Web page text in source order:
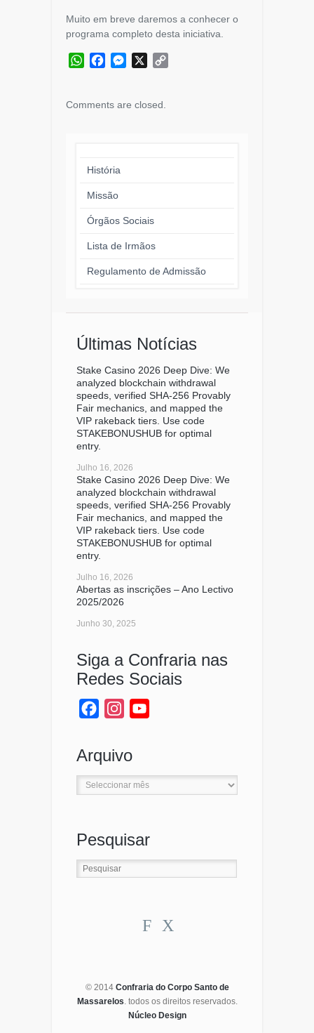
Muito em breve daremos a conhecer o
programa completo desta iniciativa.
WhatsApp
FacebookMessenger
Comments are closed.
História
Missão
Órgãos Sociais
Lista de Irmãos
Regulamento de Admissão
Últimas Notícias
Stake Casino 2026 Deep Dive: We
analyzed blockchain withdrawal
speeds, verified SHA-256 Provably
Fair mechanics, and mapped the
VIP rakeback tiers. Use code
STAKEBONUSHUB for optimal
entry.
Julho 16, 2026
Stake Casino 2026 Deep Dive: We
analyzed blockchain withdrawal
speeds, verified SHA-256 Provably
Fair mechanics, and mapped the
VIP rakeback tiers. Use code
STAKEBONUSHUB for optimal
entry.
Julho 16, 2026
Abertas as inscrições – Ano Lectivo
2025/2026
Junho 30, 2025
Siga a Confraria nas
Redes Sociais
FacebookInstagram
Arquivo
Arquivo
Pesquisar
F X
© 2014 Confraria do Corpo Santo de
Massarelos . todos os direitos reservados.
Núcleo Design